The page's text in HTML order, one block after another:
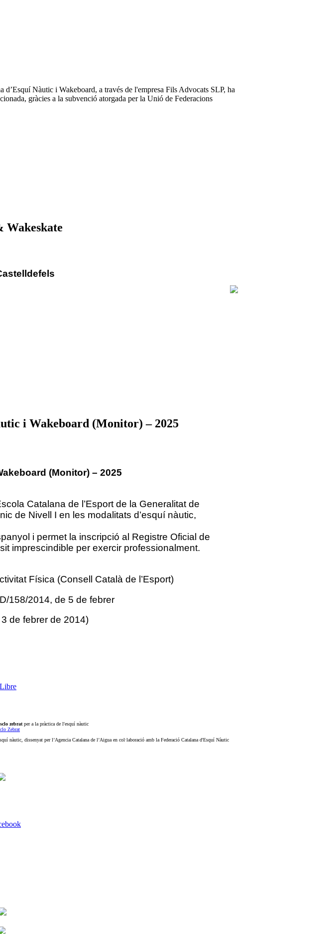
Nàutic i Wakeboard, a través de l'empresa Fils Advocats SLP, ha
gràcies a la subvenció atorgada per la Unió de Federacions
Wakeskate
i Wakeboard (Monitor) – 2025
(Monitor) – 2025
Catalana de l’Esport de la Generalitat de
de Nivell I en les modalitats d’esquí nàutic,
i permet la inscripció al Registre Oficial de
imprescindible per exercir professionalment.
Física (Consell Català de l’Esport)
158/2014, de 5 de febrer
de febrer de 2014)
zebrat per a la pràctica de l'esquí nàutic
nàutic, dissenyat per l’Agencia Catalana de l’Aigua en col·laboració amb la Federació Catalana d'Esquí Nàutic